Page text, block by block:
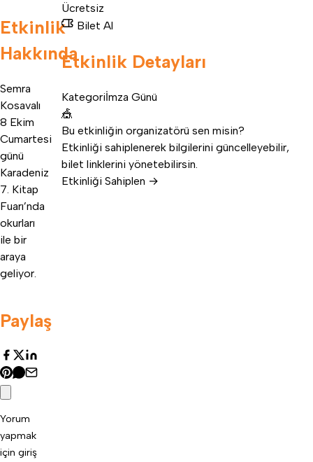
Etkinlik
Hakkında
Semra
Kosavalı
8 Ekim
Cumartesi
günü
Karadeniz
7. Kitap
Fuarı’nda
okurları
ile bir
araya
geliyor.
Paylaş
Yorum
yapmak
için giriş
Ücretsiz
Bilet Al
Etkinlik Detayları
Kategoriİmza Günü
🎪
Bu etkinliğin organizatörü sen misin?
Etkinliği sahiplenerek bilgilerini güncelleyebilir,
bilet linklerini yönetebilirsin.
Etkinliği Sahiplen →